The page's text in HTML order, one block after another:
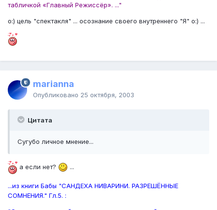
табличкой «Главный Режиссёр». ..."
o:) цель "спектакля" ... осознание своего внутреннего "Я" o:) ...
marianna
Опубликовано 25 октября, 2003
Цитата
Сугубо личное мнение...
а если нет? ...
...из книги Бабы "САНДЕХА НИВАРИНИ. РАЗРЕШЁННЫЕ
СОМНЕНИЯ." Гл.5. :